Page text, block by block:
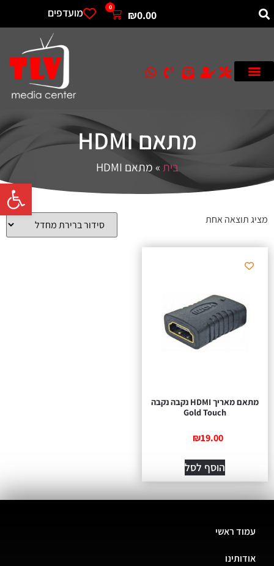
פתח
₪0.00
0 מועדפים
מתאם HDMI
בית»מתאם HDMI
מציג תוצאה אחת
מתאם מאריך HDMI נקבה נקבה
Gold Touch
₪19.00
הוסף לסל
עמוד ראשי
אודותינו